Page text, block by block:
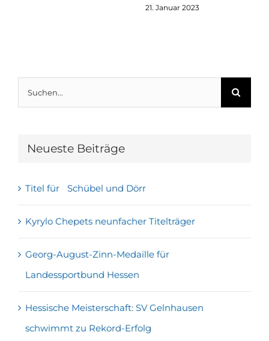
21. Januar 2023
Suche
nach:
Neueste Beiträge
Titel für Schübel und Dörr
Kyrylo Chepets neunfacher Titelträger
Georg-August-Zinn-Medaille für
Landessportbund Hessen
Hessische Meisterschaft: SV Gelnhausen
schwimmt zu Rekord-Erfolg